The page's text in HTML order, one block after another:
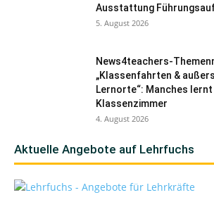
Ausstattung
5. August 2026
News4teachers-
„Klassenfahrten &
Lernorte“: Manches
Klassenzimmer
4. August 2026
Aktuelle Angebote auf Lehrfuchs